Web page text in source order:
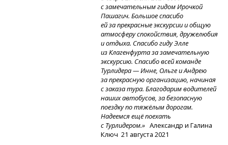
с замечательным гидом Ирочкой
Пашагич. Большое спасибо
ей за прекрасные экскурсии и общую
атмосферу спокойствия, дружелюбия
и отдыха. Спасибо гиду Элле
из Клагенфурта за замечательную
экскурсию. Спасибо всей команде
Турлидера — Инне, Ольге и Андрею
за прекрасную организацию, начиная
с заказа тура. Благодарим водителей
наших автобусов, за безопасную
поездку по тяжёлым дорогам.
Надеемся ещё поехать
с Турлидером.» Александр и Галина
Ключ 21 августа 2021